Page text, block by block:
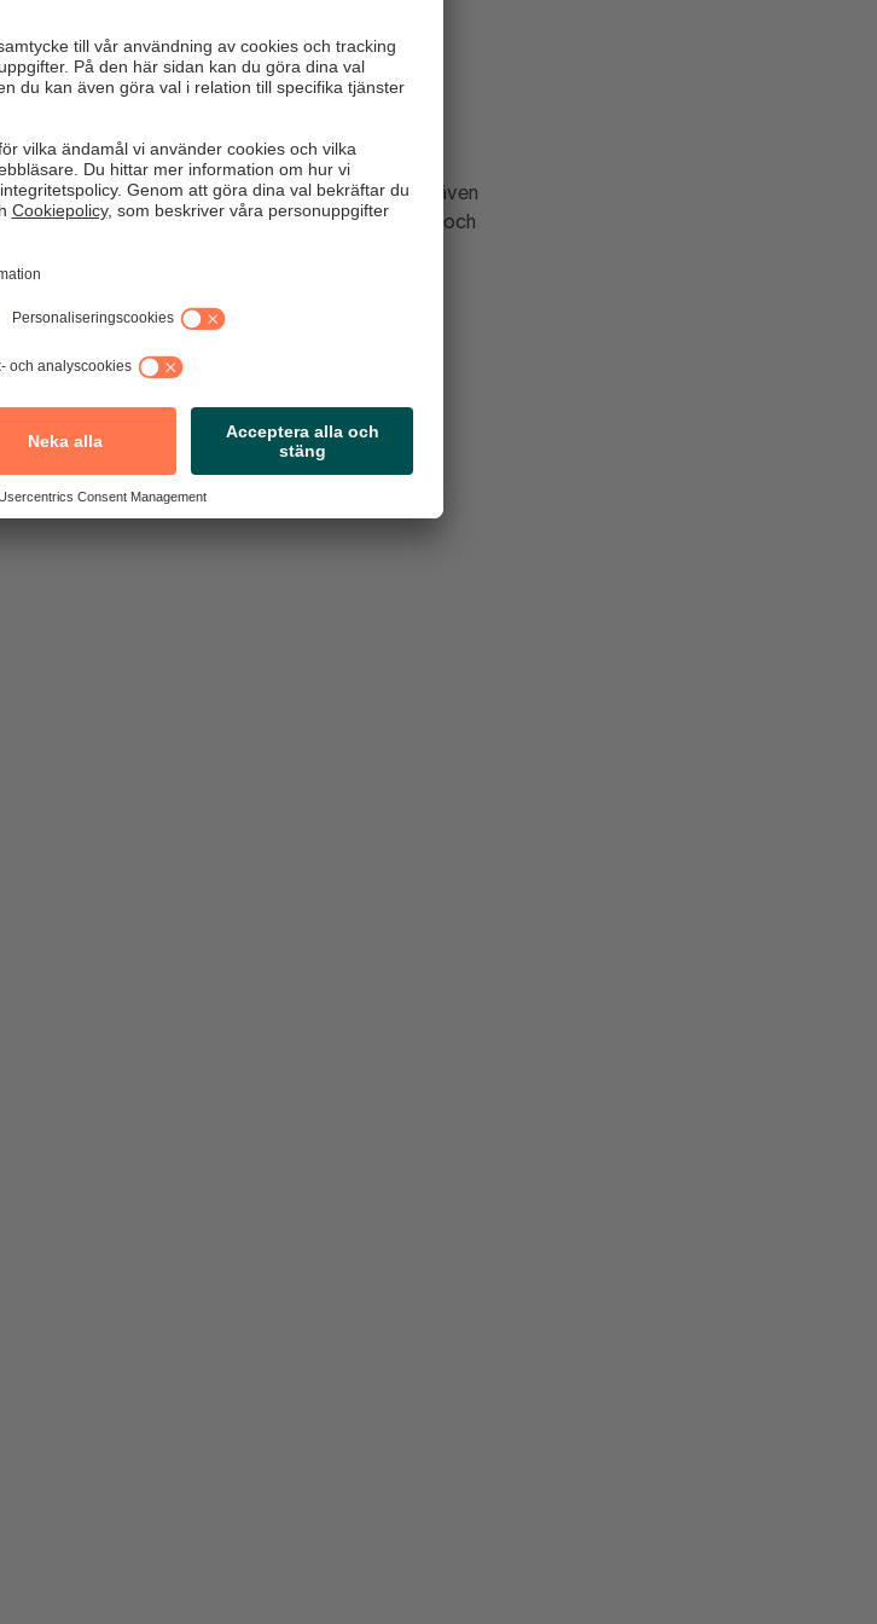
och före­träder 9 000 små,
med­arbetare, får med anledning av remissen
konsumenternas delaktighet i samhället och som även
ökar konsumentskyddet på bankmarknaden och
ytterligare.
förslaget.